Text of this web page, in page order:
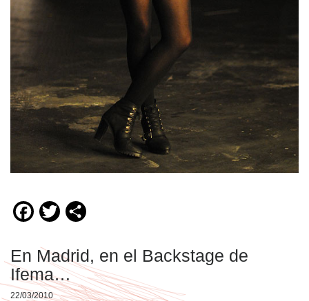
Facebook
Twitter
En Madrid, en el Backstage de
Ifema…
22/03/2010